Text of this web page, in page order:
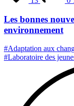
Les bonnes
environnement
#Adaptation aux
#Laboratoire des